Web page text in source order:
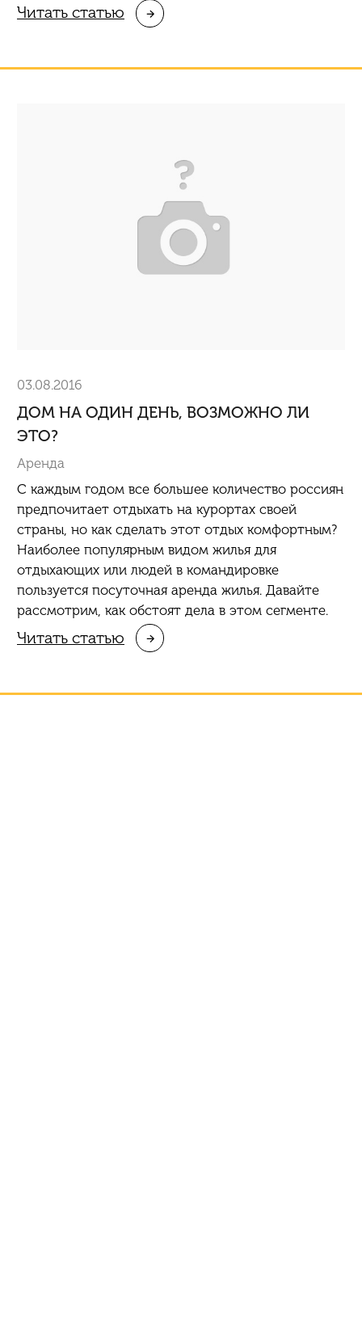
Читать статью
03.08.2016
ДОМ НА ОДИН ДЕНЬ, ВОЗМОЖНО ЛИ
ЭТО?
Аренда
С каждым годом все большее количество россиян
предпочитает отдыхать на курортах своей
страны, но как сделать этот отдых комфортным?
Наиболее популярным видом жилья для
отдыхающих или людей в командировке
пользуется посуточная аренда жилья. Давайте
рассмотрим, как обстоят дела в этом сегменте.
Читать статью